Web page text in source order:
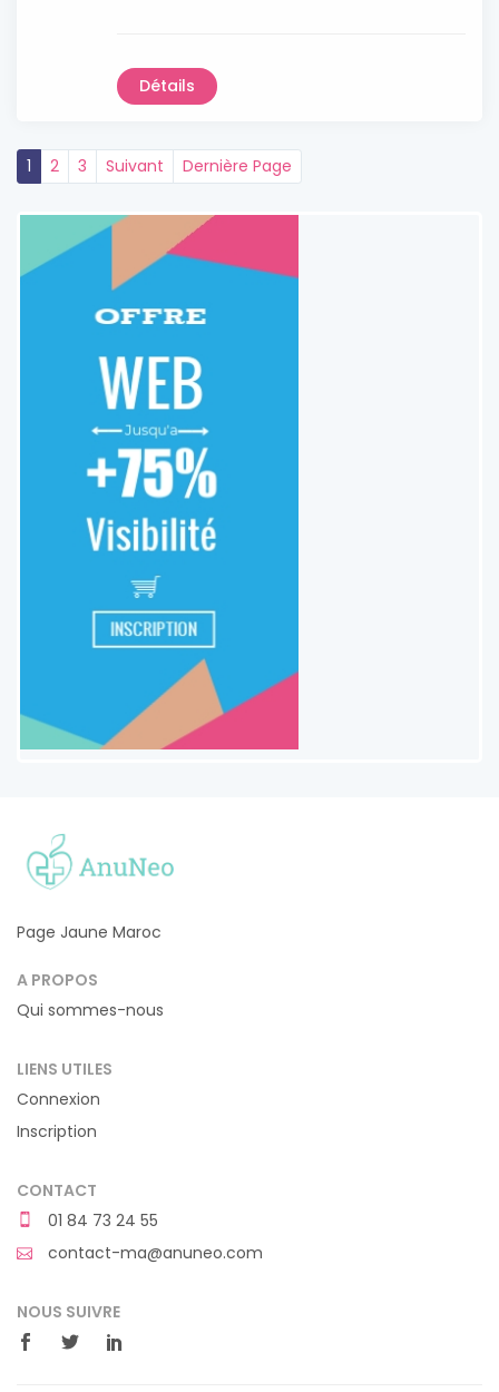
Détails
1 2 3 Suivant Dernière Page
Page Jaune Maroc
A PROPOS
Qui sommes-nous
LIENS UTILES
Connexion
Inscription
CONTACT
01 84 73 24 55
contact-ma@anuneo.com
NOUS SUIVRE